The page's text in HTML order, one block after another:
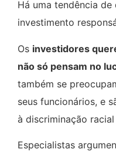
Há uma tendência
investimento
Os investidores
não só pensam no
também se
seus funcionários, e
à discriminação
Especialistas